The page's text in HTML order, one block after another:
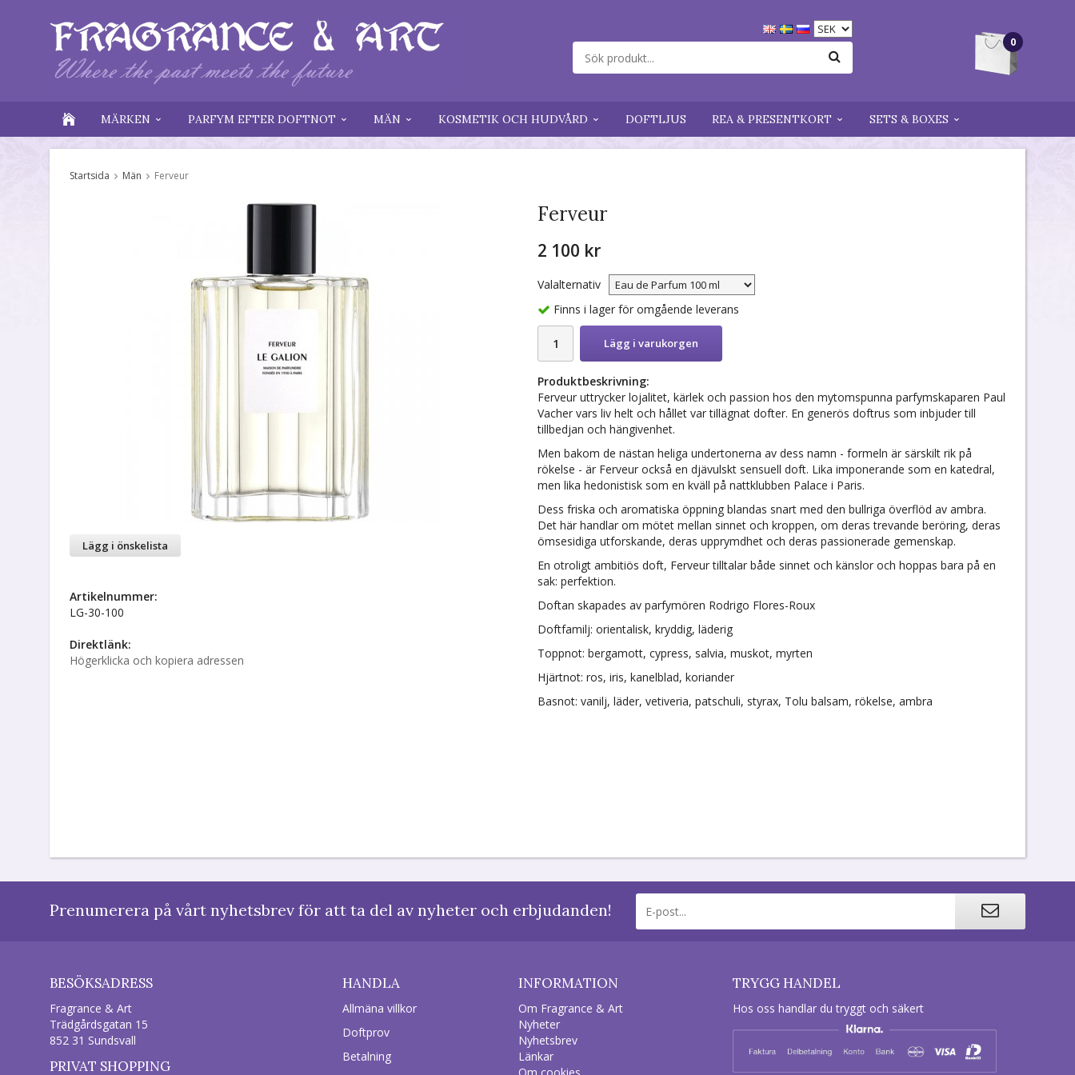
0
MÄRKEN PARFYM EFTER DOFTNOT MÄN KOSMETIK OCH HUDVÅRD DOFTLJUS REA & PRESENTKORT SETS & BOXES
Startsida Män Ferveur
Ferveur
2 100 kr
Valalternativ
Finns i lager för omgående leverans
Lägg i varukorgen
Produktbeskrivning:
Ferveur uttrycker lojalitet, kärlek och passion hos den mytomspunna parfymskaparen Paul
Vacher vars liv helt och hållet var tillägnat dofter. En generös doftrus som inbjuder till
tillbedjan och hängivenhet.
Men bakom de nästan heliga undertonerna av dess namn - formeln är särskilt rik på
rökelse - är Ferveur också en djävulskt sensuell doft. Lika imponerande som en katedral,
men lika hedonistisk som en kväll på nattklubben Palace i Paris.
Dess friska och aromatiska öppning blandas snart med den bullriga överflöd av ambra.
Det här handlar om mötet mellan sinnet och kroppen, om deras trevande beröring, deras
ömsesidiga utforskande, deras upprymdhet och deras passionerade gemenskap.
En otroligt ambitiös doft, Ferveur tilltalar både sinnet och känslor och hoppas bara på en
sak: perfektion.
Doftan skapades av parfymören Rodrigo Flores-Roux
Doftfamilj: orientalisk, kryddig, läderig
Toppnot: bergamott, cypress, salvia, muskot, myrten
Hjärtnot: ros, iris, kanelblad, koriander
Basnot: vanilj, läder, vetiveria, patschuli, styrax, Tolu balsam, rökelse, ambra
Lägg i önskelista
Artikelnummer:
LG-30-100
Direktlänk:
Högerklicka och kopiera adressen
Prenumerera på vårt nyhetsbrev för att ta del av nyheter och erbjudanden!
BESÖKSADRESS
Fragrance & Art
Trädgårdsgatan 15
852 31 Sundsvall
PRIVAT SHOPPING
HANDLA
Allmäna villkor
Doftprov
Betalning
INFORMATION
Om Fragrance & Art
Nyheter
Nyhetsbrev
Länkar
TRYGG HANDEL
Hos oss handlar du tryggt och säkert